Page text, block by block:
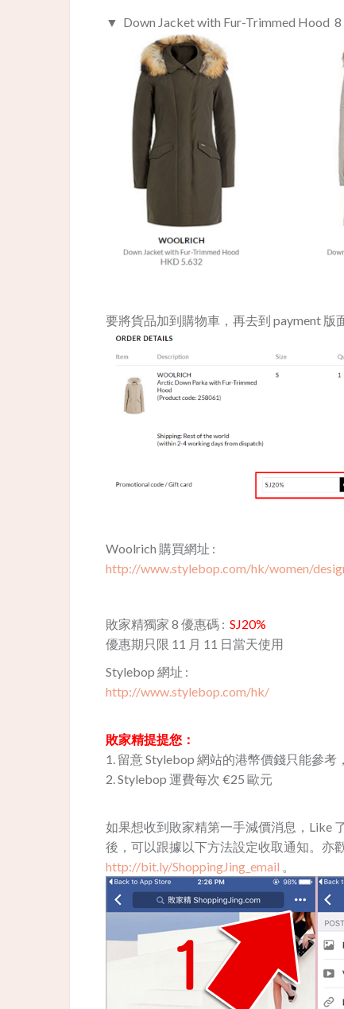
▼ Down Jacket with Fur-Trimmed Hood 8
要將貨品加到購物車，再去到 payment 版
Woolrich 購買網址 :
http://www.stylebop.com/hk/women/
敗家精獨家 8 優惠碼 : SJ20%
優惠期只限 11 月 11 日當天使用
Stylebop 網址 :
http://www.stylebop.com/hk/
敗家精提提您：
1. 留意 Stylebop 網站的港幣價錢只能參考
2. Stylebop 運費每次 €25 歐元
如果想收到敗家精第一手減價消息，Like
後，可以跟據以下方法設定收取通知。亦
http://bit.ly/ShoppingJing_email